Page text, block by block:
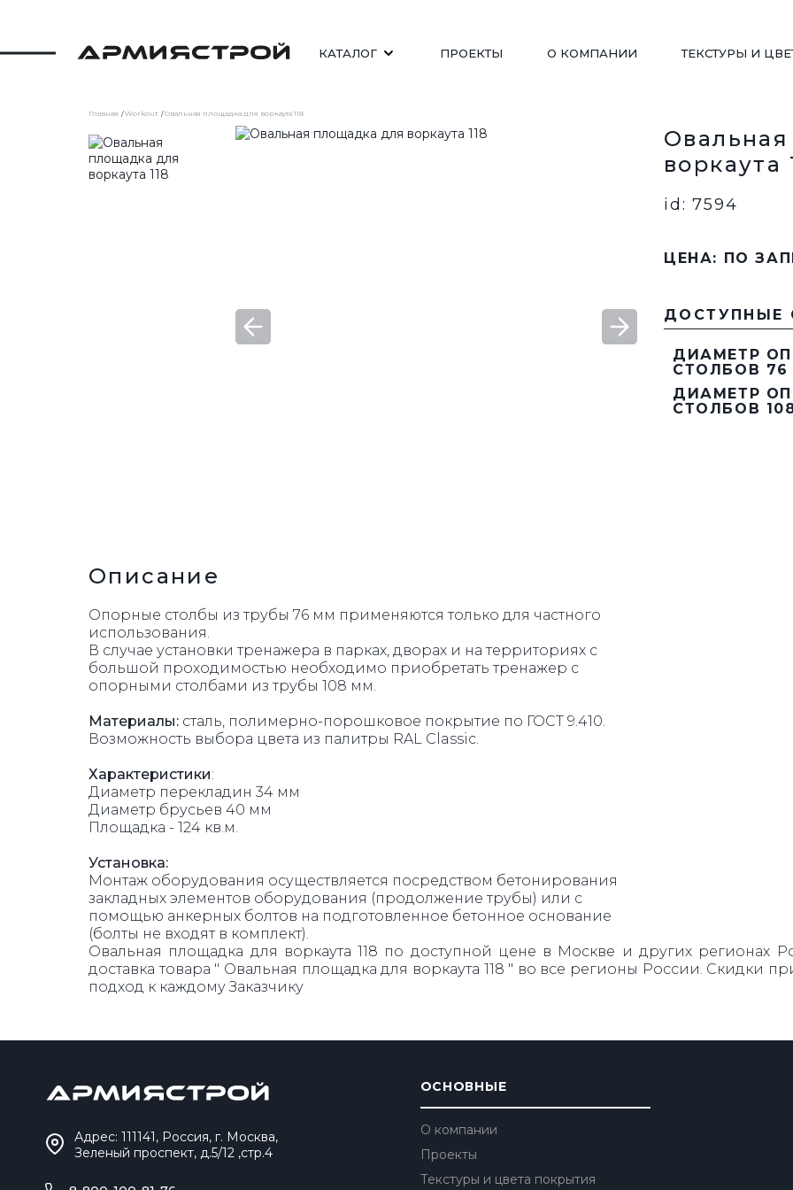
КАТАЛОГ
СКАМЕЙКИ WORKOUT
ВЕЛОПАРКОВКИ
СКАМЬИ РАДИУСНЫЕ
ПРОЕКТЫ О КОМПАНИИ ТЕКСТУРЫ И
Главная Workout Овальная площадка для воркаута 118
Описание
Опорные столбы из трубы 76 мм применяются только для частного
использования.
В случае установки тренажера в парках, дворах и на территориях с
большой проходимостью необходимо приобретать тренажер с
опорными столбами из трубы 108 мм.
Материалы: сталь, полимерно-порошковое покрытие по ГОСТ 9.410.
Возможность выбора цвета из палитры RAL Classic.
Характеристики:
Диаметр перекладин 34 мм
Диаметр брусьев 40 мм
Площадка - 124 кв.м.
Установка:
Монтаж оборудования осуществляется посредством бетонирования
закладных элементов оборудования (продолжение трубы) или с
помощью анкерных болтов на подготовленное бетонное основание
(болты не входят в комплект).
воркаута
id: 7594
ЦЕНА: ПО
ДОСТУПНЫЕ
ДИАМЕТР
СТОЛБОВ
ДИАМЕТР
СТОЛБОВ
Овальная площадка для воркаута 118 по доступной цене в Москве и других регионах
доставка товара " Овальная площадка для воркаута 118 " во все регионы России. Скидки
подход к каждому Заказчику
Адрес: 111141, Россия, г. Москва,
Зеленый проспект, д.5/12 ,стр.4
ОСНОВНЫЕ
О компании
Проекты
Текстуры и цвета покрытия